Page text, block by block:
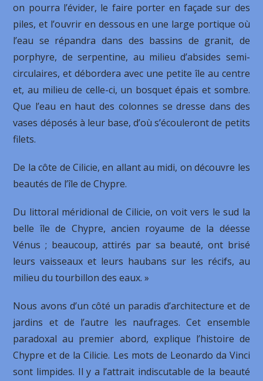
on pourra l’évider, le faire porter en façade sur des
piles, et l’ouvrir en dessous en une large portique où
l’eau se répandra dans des bassins de granit, de
porphyre, de serpentine, au milieu d’absides semi-
circulaires, et débordera avec une petite île au centre
et, au milieu de celle-ci, un bosquet épais et sombre.
Que l’eau en haut des colonnes se dresse dans des
vases déposés à leur base, d’où s’écouleront de petits
filets.
De la côte de Cilicie, en allant au midi, on découvre les
beautés de l’île de Chypre.
Du littoral méridional de Cilicie, on voit vers le sud la
belle île de Chypre, ancien royaume de la déesse
Vénus ; beaucoup, attirés par sa beauté, ont brisé
leurs vaisseaux et leurs haubans sur les récifs, au
milieu du tourbillon des eaux. »
Nous avons d’un côté un paradis d’architecture et de
jardins et de l’autre les naufrages. Cet ensemble
paradoxal au premier abord, explique l’histoire de
Chypre et de la Cilicie. Les mots de Leonardo da Vinci
sont limpides. Il y a l’attrait indiscutable de la beauté